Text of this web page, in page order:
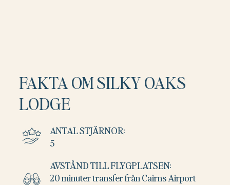
AVSTÅND TILL FLYGPLATSEN:
20 minuter transfer från Cairns Airport
ANTAL STJÄRNOR:
5
FAKTA OM SILKY OAKS
LODGE